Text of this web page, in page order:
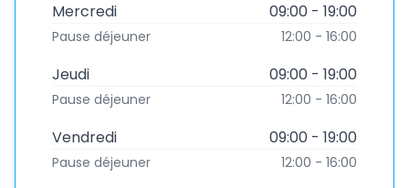
Mercredi 09:00 - 19:00
Pause déjeuner 12:00 - 16:00
Jeudi 09:00 - 19:00
Pause déjeuner 12:00 - 16:00
Vendredi 09:00 - 19:00
Pause déjeuner 12:00 - 16:00